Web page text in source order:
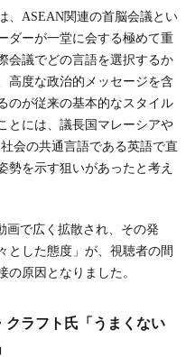
もの：単なる「留学」との決
「努力家」としての一面
を求められた時、高市早苗
「Japan is back.」というワン
のとネット上の反響
、ASEAN関連の首脳会議とい
ダーが一堂に会する極めて重
会議でどの言語を選択するか
高度な政治的メッセージを含
のが従来の基本的なスタイル
とには、議長国マレーシアや
会の共通言語である英語で直
勢を示す狙いがあったと考え
画で広く拡散され、その発
とした態度」が、視聴者の間
の原因となりました。
ラフト氏「うまくない